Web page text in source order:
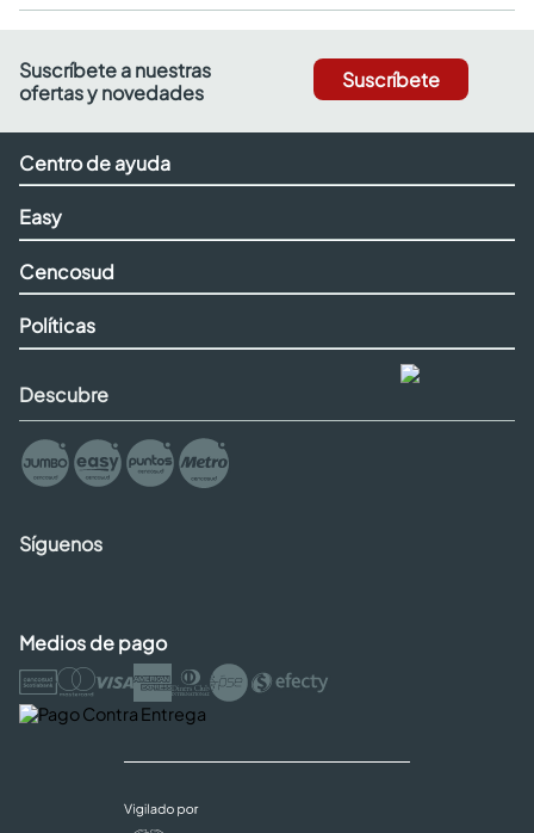
Suscríbete a nuestras
ofertas y novedades
Suscríbete
Centro de ayuda
Easy
Cencosud
Políticas
Descubre
Síguenos
Medios de pago